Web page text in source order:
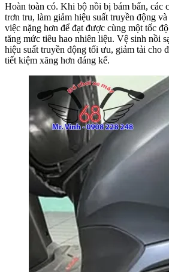
Hoàn toàn có. Khi bộ nồi bị bám bẩn, các
trơn tru, làm giảm hiệu suất truyền động
việc nặng hơn để đạt được cùng một tốc
tăng mức tiêu hao nhiên liệu. Vệ sinh nồi
hiệu suất truyền động tối ưu, giảm tải cho
tiết kiệm xăng hơn đáng kể.